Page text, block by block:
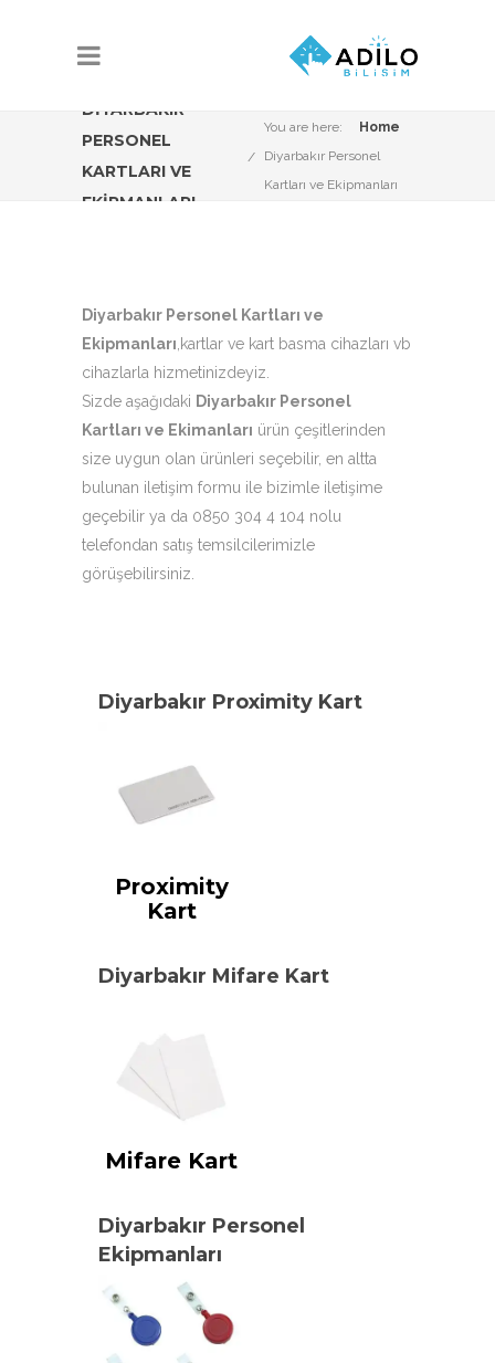
DIYARBAKIR
PERSONEL
KARTLARI VE
EKIPMANLARI
You are here:
Home
Diyarbakır Personel
Kartları ve Ekipmanları
Diyarbakır Personel Kartları ve
Ekipmanları ,kartlar ve kart basma cihazları vb
cihazlarla hizmetinizdeyiz.
Sizde aşağıdaki Diyarbakır Personel
Kartları ve Ekimanları ürün çeşitlerinden
size uygun olan ürünleri seçebilir, en altta
bulunan iletişim formu ile bizimle iletişime
geçebilir ya da 0850 304 4 104 nolu
telefondan satış temsilcilerimizle
görüşebilirsiniz.
Diyarbakır Proximity Kart
Proximity
Kart
Diyarbakır Mifare Kart
Mifare Kart
Diyarbakır Personel
Ekipmanları